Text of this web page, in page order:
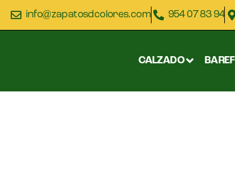
info@zapatosdcolores.com 954 07 83 94
CALZADO